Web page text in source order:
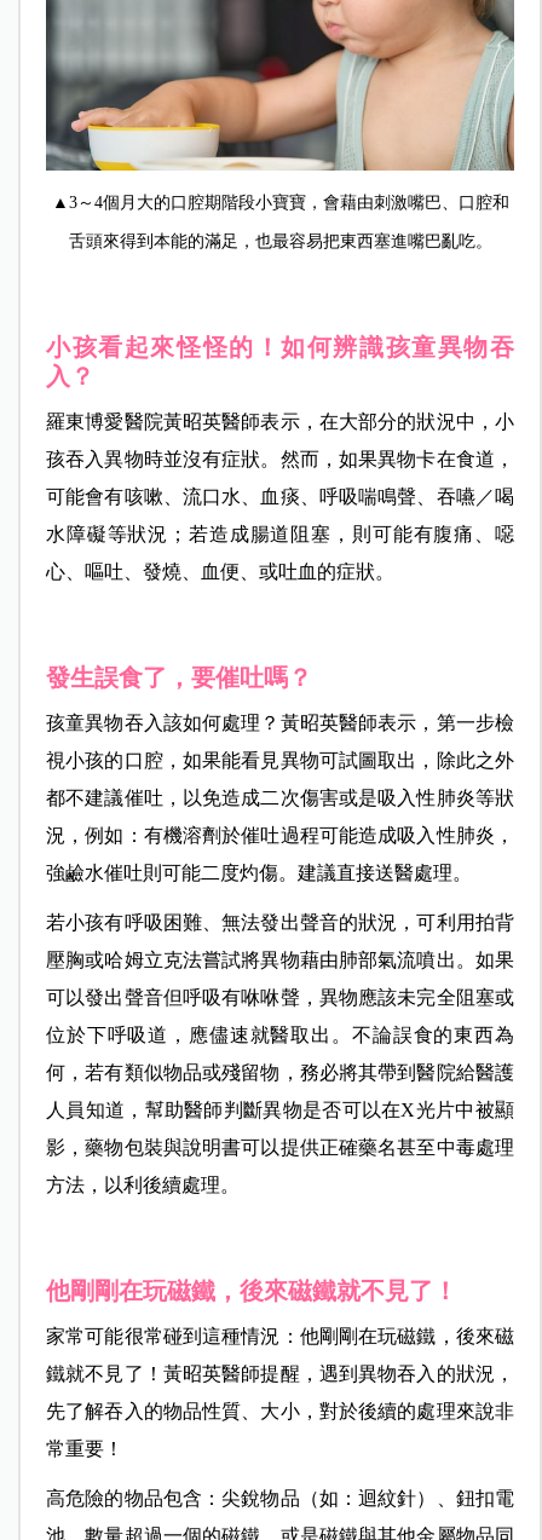
▲3～4個月大的口腔期階段小寶寶，會藉由刺激嘴巴、口腔和
舌頭來得到本能的滿足，也最容易把東西塞進嘴巴亂吃。
小孩看起來怪怪的！如何辨識孩童異物吞
入？
羅東博愛醫院黃昭英醫師表示，在大部分的狀況中，小
孩吞入異物時並沒有症狀。然而，如果異物卡在食道，
可能會有咳嗽、流口水、血痰、呼吸喘鳴聲、吞嚥／喝
水障礙等狀況；若造成腸道阻塞，則可能有腹痛、噁
心、嘔吐、發燒、血便、或吐血的症狀。
發生誤食了，要催吐嗎？
孩童異物吞入該如何處理？黃昭英醫師表示，第一步檢
視小孩的口腔，如果能看見異物可試圖取出，除此之外
都不建議催吐，以免造成二次傷害或是吸入性肺炎等狀
況，例如：有機溶劑於催吐過程可能造成吸入性肺炎，
強鹼水催吐則可能二度灼傷。建議直接送醫處理。
若小孩有呼吸困難、無法發出聲音的狀況，可利用拍背
壓胸或哈姆立克法嘗試將異物藉由肺部氣流噴出。如果
可以發出聲音但呼吸有咻咻聲，異物應該未完全阻塞或
位於下呼吸道，應儘速就醫取出。不論誤食的東西為
何，若有類似物品或殘留物，務必將其帶到醫院給醫護
人員知道，幫助醫師判斷異物是否可以在X光片中被顯
影，藥物包裝與說明書可以提供正確藥名甚至中毒處理
方法，以利後續處理。
他剛剛在玩磁鐵，後來磁鐵就不見了！
家常可能很常碰到這種情況：他剛剛在玩磁鐵，後來磁
鐵就不見了！黃昭英醫師提醒，遇到異物吞入的狀況，
先了解吞入的物品性質、大小，對於後續的處理來說非
常重要！
高危險的物品包含：尖銳物品（如：迴紋針）、鈕扣電